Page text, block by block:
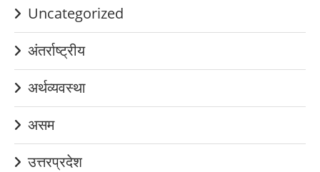
Uncategorized
अंतर्राष्ट्रीय
अर्थव्यवस्था
असम
उत्तरप्रदेश